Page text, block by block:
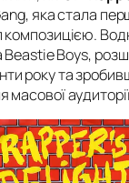
яка стала
композицією.
Beastie Boys,
року та